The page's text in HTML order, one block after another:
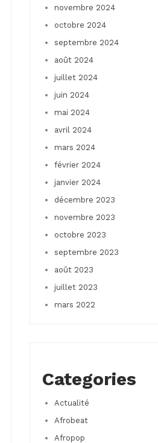
novembre 2024
octobre 2024
septembre 2024
août 2024
juillet 2024
juin 2024
mai 2024
avril 2024
mars 2024
février 2024
janvier 2024
décembre 2023
novembre 2023
octobre 2023
septembre 2023
août 2023
juillet 2023
mars 2022
Categories
Actualité
Afrobeat
Afropop